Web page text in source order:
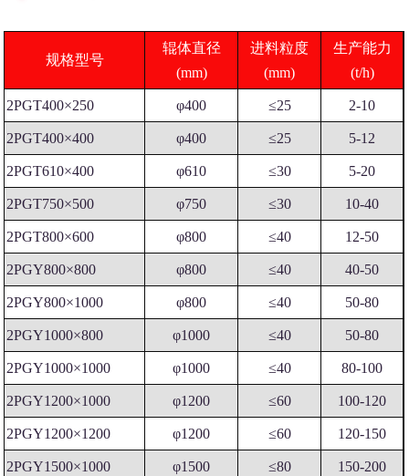
规格型号
辊体直径
(mm)
进料粒度
(mm)
生产能力
(t/h)
2PGT400×250 φ400 ≤25 2-10
2PGT400×400 φ400 ≤25 5-12
2PGT610×400 φ610 ≤30 5-20
2PGT750×500 φ750 ≤30 10-40
2PGT800×600 φ800 ≤40 12-50
2PGY800×800 φ800 ≤40 40-50
2PGY800×1000 φ800 ≤40 50-80
2PGY1000×800 φ1000 ≤40 50-80
2PGY1000×1000 φ1000 ≤40 80-100
2PGY1200×1000 φ1200 ≤60 100-120
2PGY1200×1200 φ1200 ≤60 120-150
2PGY1500×1000 φ1500 ≤80 150-200